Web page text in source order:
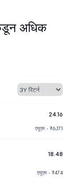
अधिक
24.16
एयूएम - ₹6,171
18.48
एयूएम - ₹474